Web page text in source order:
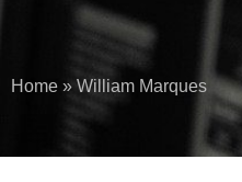
Home » William Marques